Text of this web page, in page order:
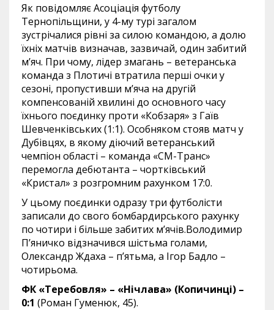
Як повідомляє Асоціація футболу
Тернопільщини, у 4-му турі загалом
зустрічалися рівні за силою командою, а долю
їхніх матчів визначав, зазвичай, один забитий
м’яч. При чому, лідер змагань – ветеранська
команда з Плотичі втратила перші очки у
сезоні, пропустивши м’яча на другій
компенсованій хвилині до основного часу
їхнього поєдинку проти «Кобзаря» з Гаїв
Шевченківських (1:1). Особняком стояв матч у
Дубівцях, в якому діючий ветеранський
чемпіон області – команда «СМ-Транс»
перемогла дебютанта – чортківський
«Кристал» з розгромним рахунком 17:0.
У цьому поєдинки одразу три футболісти
записали до свого бомбардирського рахунку
по чотири і більше забитих м’ячів.Володимир
П’яничко відзначився шістьма голами,
Олександр Ждаха – п’ятьма, а Ігор Бадло –
чотирьома.
ФК «Теребовля» – «Нічлава» (Копичинці) –
0:1 (Роман Гуменюк, 45).